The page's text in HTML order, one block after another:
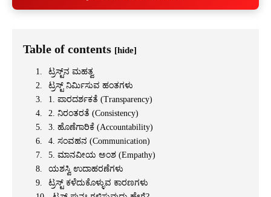
Table of contents [hide]
ಟ್ರಸ್ಟ್‌ನ ಮಹತ್ವ
ಟ್ರಸ್ಟ್ ನಿರ್ಮಿಸುವ ಹಂತಗಳು
1. ಪಾರದರ್ಶಕತೆ (Transparency)
2. ನಿರಂತರತೆ (Consistency)
3. ಹೊಣೆಗಾರಿಕೆ (Accountability)
4. ಸಂವಹನ (Communication)
5. ಮಾನವೀಯ ಅಂಶ (Empathy)
ಯಶಸ್ವಿ ಉದಾಹರಣೆಗಳು
ಟ್ರಸ್ಟ್ ಕಳೆದುಕೊಳ್ಳುವ ಕಾರಣಗಳು